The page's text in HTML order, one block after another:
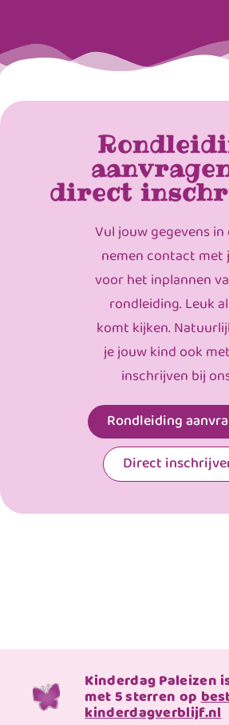
direct
Vul jouw gegevens in
nemen contact met
voor het inplannen
rondleiding. Leuk
komt kijken.
je jouw kind ook
inschrijven bij
Rondleiding
Direct
Kinderdag Paleizen
met 5 sterren op
kinderdagverblijf.nl